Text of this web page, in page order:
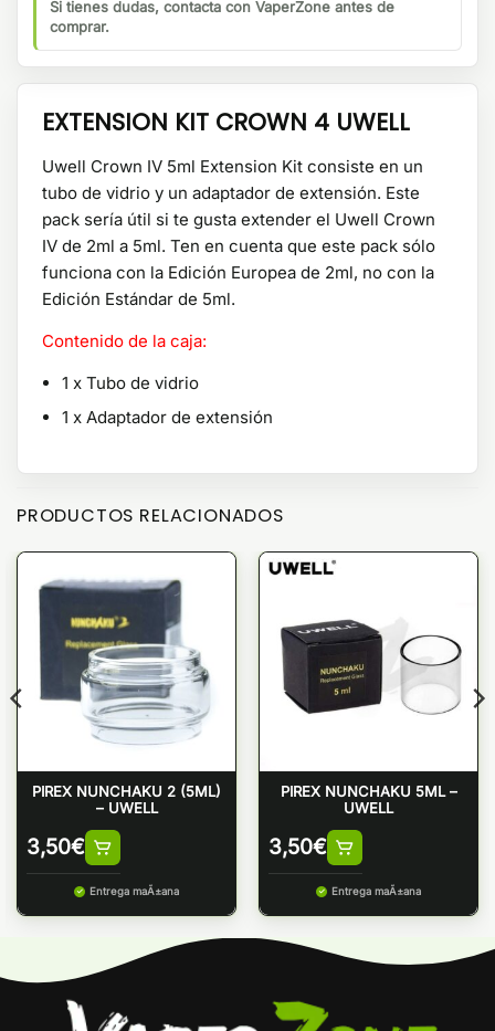
Si tienes dudas, contacta con VaperZone antes de
comprar.
EXTENSION KIT CROWN 4 UWELL
Uwell Crown IV 5ml Extension Kit consiste en un
tubo de vidrio y un adaptador de extensión. Este
pack sería útil si te gusta extender el Uwell Crown
IV de 2ml a 5ml. Ten en cuenta que este pack sólo
funciona con la Edición Europea de 2ml, no con la
Edición Estándar de 5ml.
Contenido de la caja:
1 x Tubo de vidrio
1 x Adaptador de extensión
PRODUCTOS RELACIONADOS
PIREX NUNCHAKU 2 (5ML)
– UWELL
3,50€
Entrega maÃ±ana
PIREX NUNCHAKU 5ML –
UWELL
3,50€
Entrega maÃ±ana